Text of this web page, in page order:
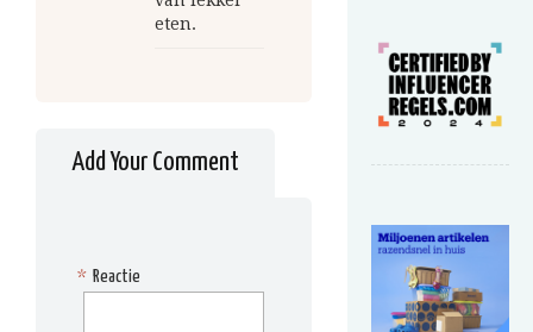
eten.
Add Your Comment
Reactie
*